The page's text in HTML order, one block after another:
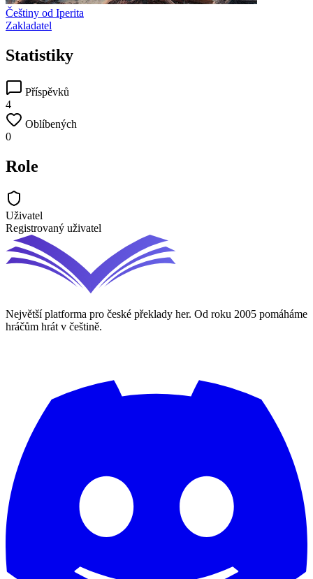
Češtiny od Iperita
Zakladatel
Statistiky
Příspěvků
4
Oblíbených
0
Role
Uživatel
Registrovaný uživatel
Největší platforma pro české překlady her. Od roku 2005 pomáháme
hráčům hrát v češtině.